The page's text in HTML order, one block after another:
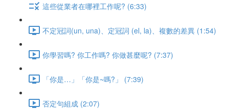
這些從業者在哪裡工作呢? (6:33)
不定冠詞(un, una)、定冠詞 (el, la)、複數的差異 (1:54)
你學習嗎? 你工作嗎? 你做甚麼呢? (7:37)
「你是…」「你是~嗎?」 (7:39)
否定句組成 (2:07)